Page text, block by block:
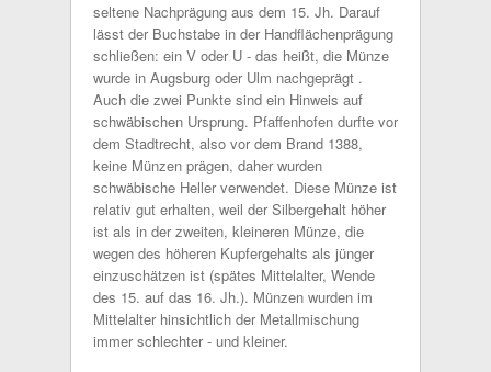
seltene Nachprägung aus dem 15. Jh. Darauf
lässt der Buchstabe in der Handflächenprägung
schließen: ein V oder U - das heißt, die Münze
wurde in Augsburg oder Ulm nachgeprägt .
Auch die zwei Punkte sind ein Hinweis auf
schwäbischen Ursprung. Pfaffenhofen durfte vor
dem Stadtrecht, also vor dem Brand 1388,
keine Münzen prägen, daher wurden
schwäbische Heller verwendet. Diese Münze ist
relativ gut erhalten, weil der Silbergehalt höher
ist als in der zweiten, kleineren Münze, die
wegen des höheren Kupfergehalts als jünger
einzuschätzen ist (spätes Mittelalter, Wende
des 15. auf das 16. Jh.). Münzen wurden im
Mittelalter hinsichtlich der Metallmischung
immer schlechter - und kleiner.